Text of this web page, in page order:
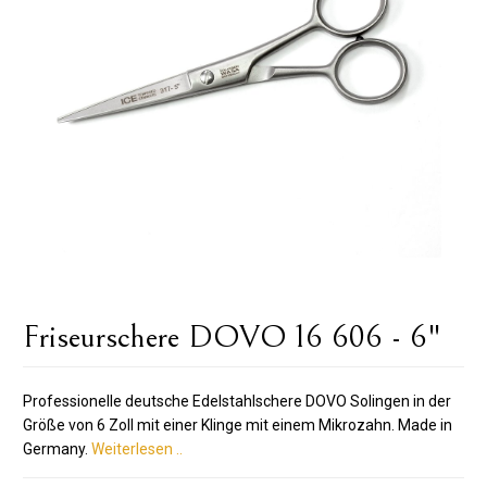
Friseurschere DOVO 16 606 - 6"
Professionelle deutsche Edelstahlschere DOVO Solingen in der
Größe von 6 Zoll mit einer Klinge mit einem Mikrozahn. Made in
Germany. Weiterlesen ..